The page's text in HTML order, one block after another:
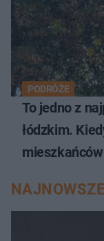
PODRÓŻE
To jedno z
łódzkim.